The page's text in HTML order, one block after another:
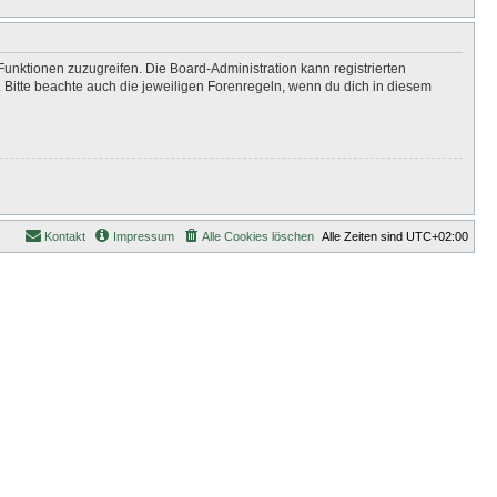
zuzugreifen. Die Board-Administration kann registrierten
beachte auch die jeweiligen Forenregeln, wenn du dich in diesem
Alle Zeiten sind UTC+02:00
Alle Cookies löschen
Impressum
Kontakt